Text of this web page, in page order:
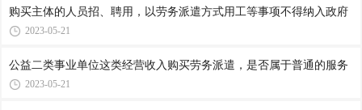
购买主体的人员招、聘用，以劳务派遣方式用工等事项不得纳入政府
2023-05-21
公益二类事业单位这类经营收入购买劳务派遣，是否属于普通的服务
2023-05-21